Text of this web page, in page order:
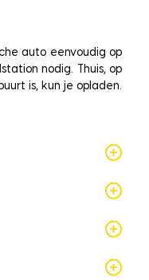
auto eenvoudig op
nodig. Thuis, op
is, kun je opladen.